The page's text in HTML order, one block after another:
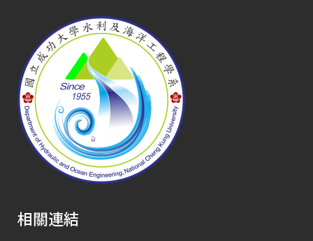
相關連結